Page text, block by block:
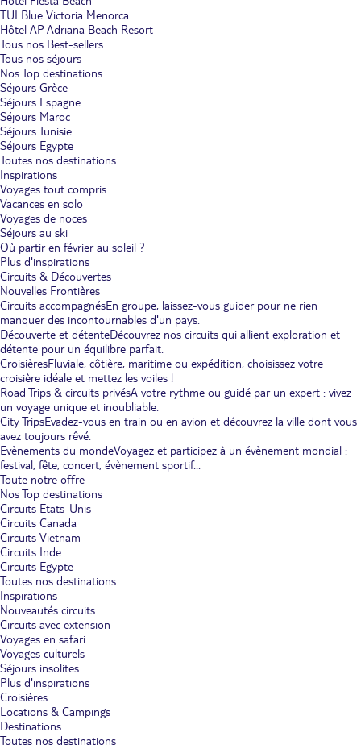
TUI Blue Victoria Menorca
Hôtel AP Adriana Beach Resort
Tous nos Best-sellers
Tous nos séjours
Nos Top destinations
Séjours Grèce
Séjours Espagne
Séjours Maroc
Séjours Tunisie
Séjours Egypte
Toutes nos destinations
Inspirations
Voyages tout compris
Vacances en solo
Voyages de noces
Séjours au ski
Où partir en février au soleil ?
Plus d'inspirations
Circuits & Découvertes
Nouvelles Frontières
Circuits accompagnésEn groupe, laissez-vous guider pour ne rien
manquer des incontournables d'un pays.
Découverte et détenteDécouvrez nos circuits qui allient exploration et
détente pour un équilibre parfait.
CroisièresFluviale, côtière, maritime ou expédition, choisissez votre
croisière idéale et mettez les voiles !
Road Trips & circuits privésA votre rythme ou guidé par un expert : vivez
un voyage unique et inoubliable.
City TripsEvadez-vous en train ou en avion et découvrez la ville dont vous
avez toujours rêvé.
Evènements du mondeVoyagez et participez à un évènement mondial :
festival, fête, concert, évènement sportif...
Toute notre offre
Nos Top destinations
Circuits Etats-Unis
Circuits Canada
Circuits Vietnam
Circuits Inde
Circuits Egypte
Toutes nos destinations
Inspirations
Nouveautés circuits
Circuits avec extension
Voyages en safari
Voyages culturels
Séjours insolites
Plus d'inspirations
Croisières
Locations & Campings
Destinations
Toutes nos destinations